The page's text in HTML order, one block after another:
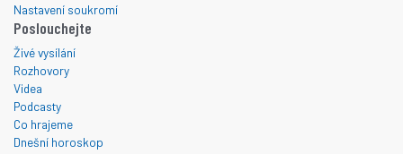
Nastavení soukromí
Poslouchejte
Živé vysílání
Rozhovory
Videa
Podcasty
Co hrajeme
Dnešní horoskop